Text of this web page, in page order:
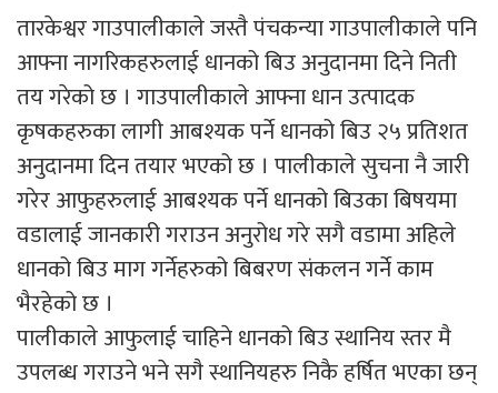
तारकेश्वर गाउपालीकाले जस्तै पंचकन्या गाउपालीकाले पनि
आफ्ना नागरिकहरुलाई धानको बिउ अनुदानमा दिने निती
तय गरेको छ । गाउपालीकाले आफ्ना धान उत्पादक
कृषकहरुका लागी आबश्यक पर्ने धानको बिउ २५ प्रतिशत
अनुदानमा दिन तयार भएको छ । पालीकाले सुचना नै जारी
गरेर आफुहरुलाई आबश्यक पर्ने धानको बिउका बिषयमा
वडालाई जानकारी गराउन अनुरोध गरे सगै वडामा अहिले
धानको बिउ माग गर्नेहरुको बिबरण संकलन गर्ने काम
भैरहेको छ ।
पालीकाले आफुलाई चाहिने धानको बिउ स्थानिय स्तर मै
उपलब्ध गराउने भने सगै स्थानियहरु निकै हर्षित भएका छन्